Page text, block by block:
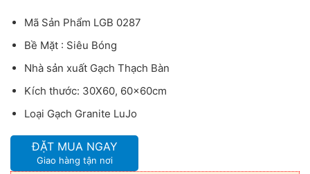
Mã Sản Phẩm LGB 0287
Bề Mặt : Siêu Bóng
Nhà sản xuất Gạch Thạch Bàn
Kích thước: 30X60, 60x60cm
Loại Gạch Granite LuJo
ĐẶT MUA NGAY
Giao hàng tận nơi